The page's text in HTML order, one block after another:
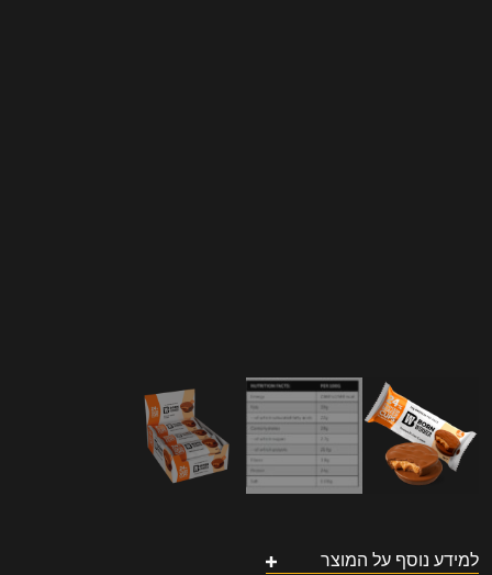
למידע נוסף על המוצר